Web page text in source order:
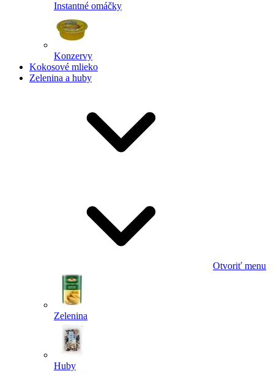
Instantné omáčky
Konzervy
Kokosové mlieko
Zelenina a huby
Otvoriť menu
Zelenina
Huby